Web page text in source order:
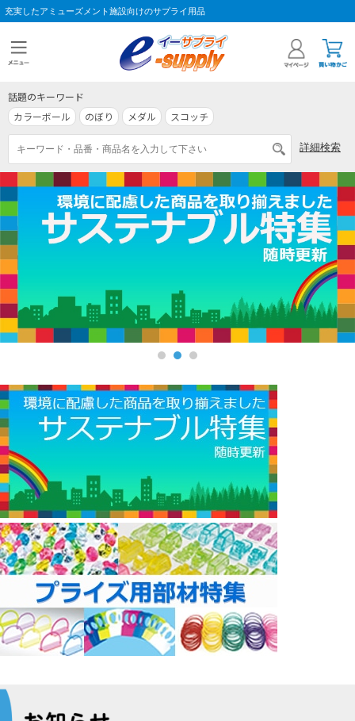
充実したアミューズメント施設向けのサプライ用品
話題のキーワード
カラーボール
のぼり メダル スコッチ